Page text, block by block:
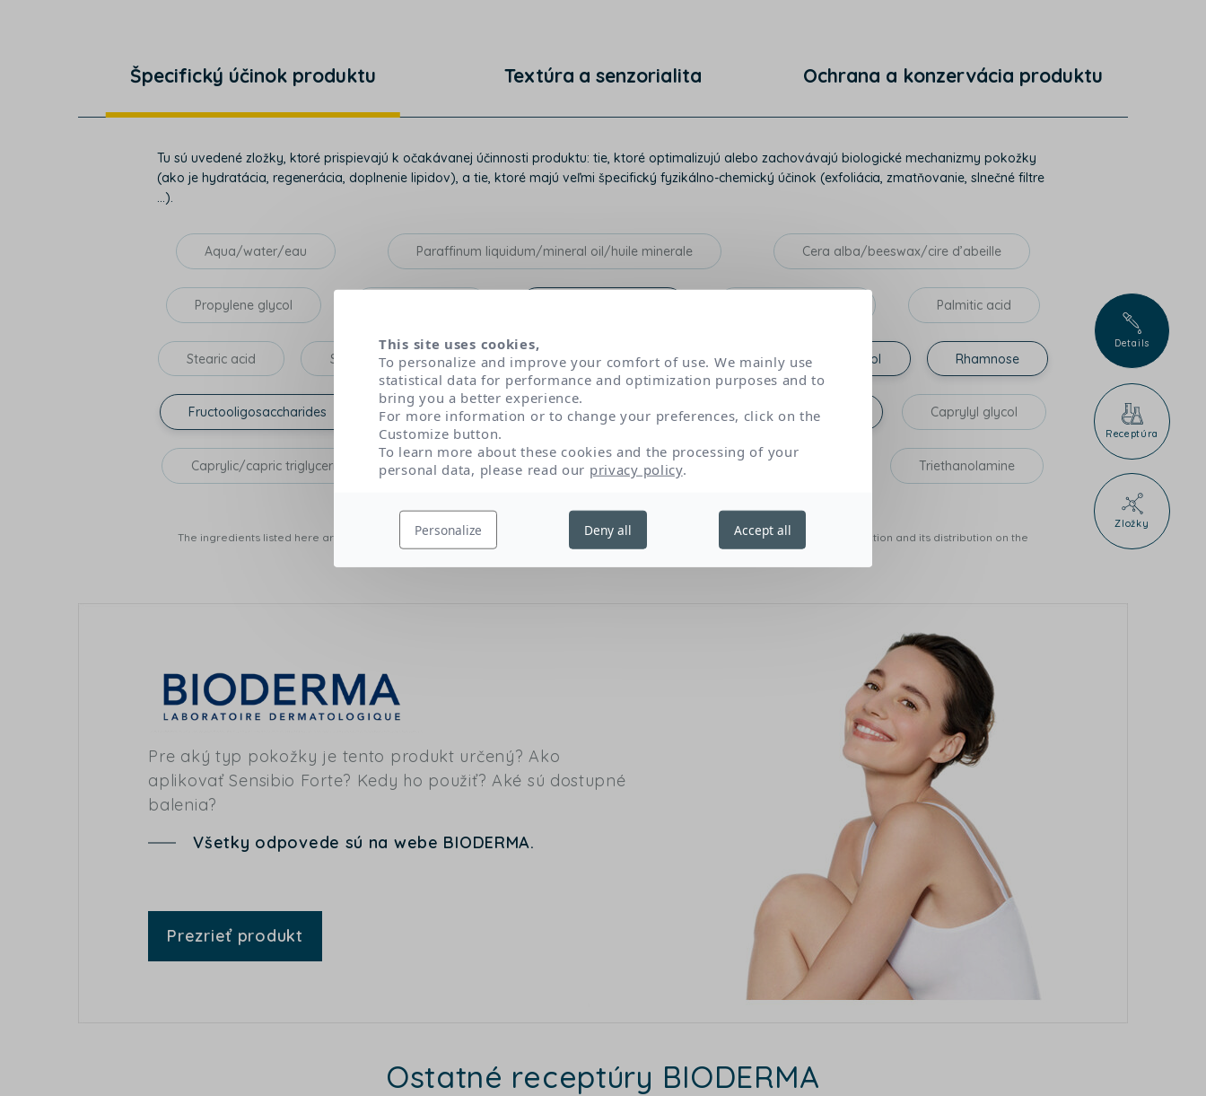
Details
Receptúra
Zložky
Špecifický účinok produktu Textúra a senzorialita Ochrana a konzervácia produktu
Tu sú uvedené zložky, ktoré prispievajú k očakávanej účinnosti produktu: tie, ktoré optimalizujú alebo zachovávajú biologické mechanizmy pokožky
(ako je hydratácia, regenerácia, doplnenie lipidov), a tie, ktoré majú veľmi špecifický fyzikálno-chemický účinok (exfoliácia, zmatňovanie, slnečné filtre
...).
Aqua/water/eau Paraffinum liquidum/mineral oil/huile minerale Cera alba/beeswax/cire d’abeille
Propylene glycol Palmitic acid
Stearic acid Sorbitan sesquioleate Tocopheryl acetate Mannitol Xylitol Rhamnose
Fructooligosaccharides Laminaria ochroleuca extract Allantoin Sodium pca Caprylyl glycol
Caprylic/capric triglyceride Pentylene glycol 1,2-hexanediol Triethanolamine
The ingredients listed here are those contained in the latest formula for this product. As there may be a time lag between its production and its distribution on the
Pre aký typ pokožky je tento produkt určený? Ako
aplikovať Sensibio Forte? Kedy ho použiť? Aké sú dostupné
balenia?
Všetky odpovede sú na webe BIODERMA.
Prezrieť produkt
Ostatné receptúry BIODERMA
This site uses cookies,
To personalize and improve your comfort of use. We mainly use
statistical data for performance and optimization purposes and to
bring you a better experience.
For more information or to change your preferences, click on the
Customize button.
To learn more about these cookies and the processing of your
personal data, please read our privacy policy.
Personalize Deny all Accept all